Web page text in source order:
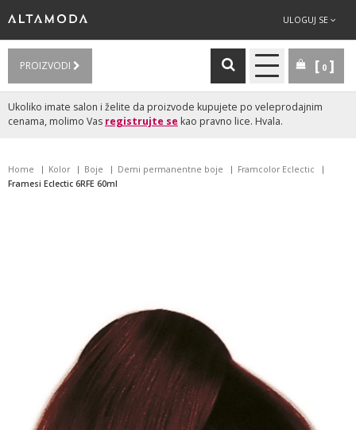
ULOGUJ SE
PROIZVODI 0
Ukoliko imate salon i želite da proizvode kupujete po veleprodajnim
cenama, molimo Vas registrujte se kao pravno lice. Hvala.
Home Kolor Boje Demi permanentne boje
Framcolor Eclectic
Framesi Eclectic 6RFE 60ml